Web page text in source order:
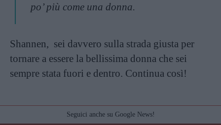
po’ più come una donna.
Shannen, sei davvero sulla strada giusta per
tornare a essere la bellissima donna che sei
sempre stata fuori e dentro. Continua così!
Seguici anche su Google News!